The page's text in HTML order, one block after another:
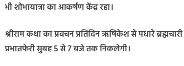
भी शोभायात्रा का आकर्षण केंद्र रहा।
श्रीराम कथा का प्रवचन प्रतिदिन ऋषिकेश से पधारे
प्रभातफेरी सुबह 5 से 7 बजे तक निकलेगी।